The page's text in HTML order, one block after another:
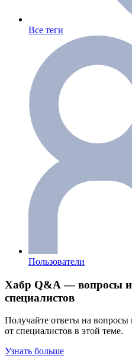
Все теги
Пользователи
Хабр Q&A — вопросы и
специалистов
Получайте ответы на
от специалистов в этой теме.
Узнать больше